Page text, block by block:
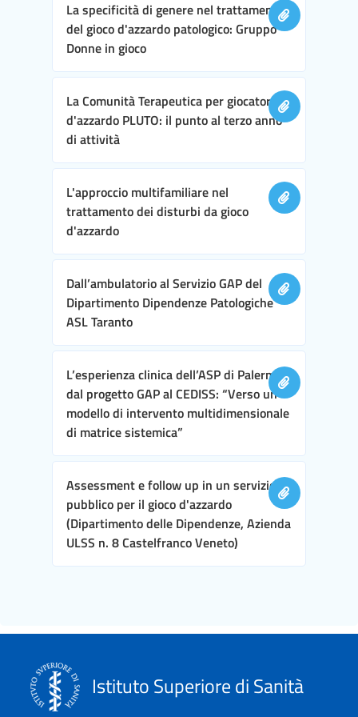
La specificità di genere nel trattamento
del gioco d'azzardo patologico: Gruppo
Donne in gioco
La Comunità Terapeutica per giocatori
d'azzardo PLUTO: il punto al terzo anno
di attività
L'approccio multifamiliare nel
trattamento dei disturbi da gioco
d'azzardo
Dall’ambulatorio al Servizio GAP del
Dipartimento Dipendenze Patologiche
ASL Taranto
L’esperienza clinica dell’ASP di Palermo,
dal progetto GAP al CEDISS: “Verso un
modello di intervento multidimensionale
di matrice sistemica”
Assessment e follow up in un servizio
pubblico per il gioco d'azzardo
(Dipartimento delle Dipendenze, Azienda
ULSS n. 8 Castelfranco Veneto)
Istituto Superiore di Sanità